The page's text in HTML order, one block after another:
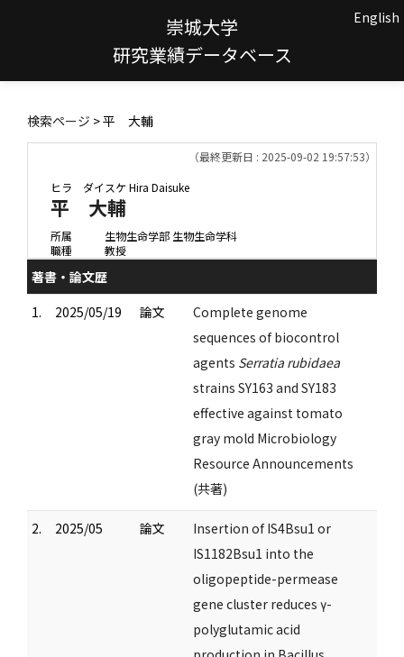
崇城大学
研究業績データベース
English
検索ページ > 平 大輔
（最終更新日 : 2025-09-02 19:57:53）
ヒラ ダイスケHira Daisuke
平 大輔
所属
生物生命学部 生物生命学科
職種
教授
著書・論文歴
1.
2025/05/19 論文
Complete genome
sequences of biocontrol
agents Serratia rubidaea
strains SY163 and SY183
effective against tomato
gray mold Microbiology
Resource Announcements
(共著)
2. 2025/05 論文
Insertion of IS4Bsu1 or
IS1182Bsu1 into the
oligopeptide-permease
gene cluster reduces γ-
polyglutamic acid